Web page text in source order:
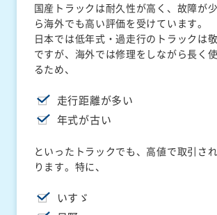
国産トラックは耐久性が高く、故障が
ら海外でも高い評価を受けています。
日本では低年式・過走行のトラックは
ですが、海外では修理をしながら長く
るため、
走行距離が多い
年式が古い
といったトラックでも、高値で取引さ
ります。特に、
いすゞ